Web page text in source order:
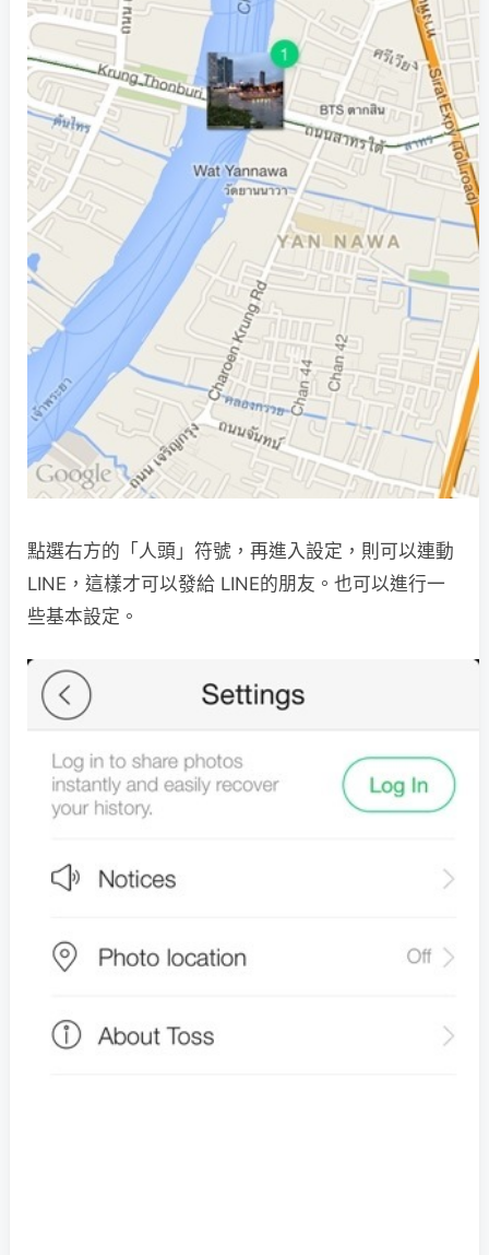
點選右方的「人頭」符號，再進入設定，則可以連動
LINE，這樣才可以發給 LINE的朋友。也可以進行一
些基本設定。